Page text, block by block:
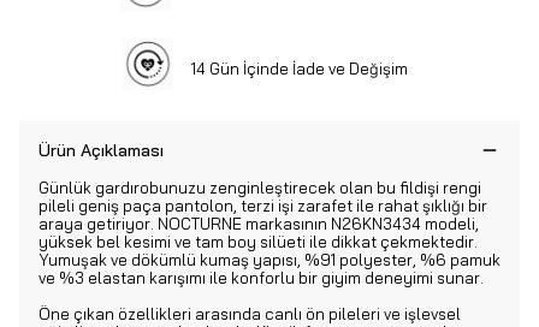
14 Gün İçinde İade ve Değişim
Ürün Açıklaması
Günlük gardırobunuzu zenginleştirecek olan bu fildişi rengi
pileli geniş paça pantolon, terzi işi zarafet ile rahat şıklığı bir
araya getiriyor. NOCTURNE markasının N26KN3434 modeli,
yüksek bel kesimi ve tam boy silüeti ile dikkat çekmektedir.
Yumuşak ve dökümlü kumaş yapısı, %91 polyester, %6 pamuk
ve %3 elastan karışımı ile konforlu bir giyim deneyimi sunar.
Öne çıkan özellikleri arasında canlı ön pileleri ve işlevsel